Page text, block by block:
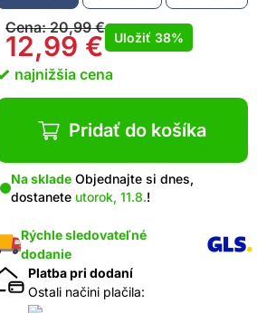
Cena:20,99€
12,99 € Uložiť 38%
najnižšia cena
Pridať do košíka
Na sklade Objednajte si dnes,
dostanete utorok, 11.8.!
Rýchle sledovateľné
dodanie
Platba pri dodaní
Ostali načini plačila: